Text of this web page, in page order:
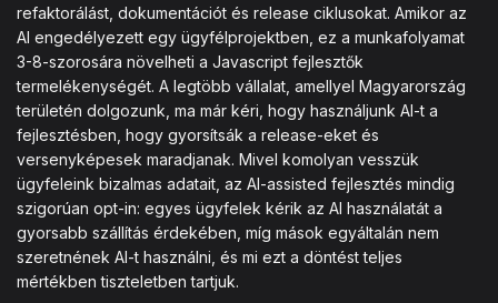
refaktorálást, dokumentációt és release ciklusokat. Amikor az
AI engedélyezett egy ügyfélprojektben, ez a munkafolyamat
3-8-szorosára növelheti a Javascript fejlesztők
termelékenységét. A legtöbb vállalat, amellyel Magyarország
területén dolgozunk, ma már kéri, hogy használjunk AI-t a
fejlesztésben, hogy gyorsítsák a release-eket és
versenyképesek maradjanak. Mivel komolyan vesszük
ügyfeleink bizalmas adatait, az AI-assisted fejlesztés mindig
szigorúan opt-in: egyes ügyfelek kérik az AI használatát a
gyorsabb szállítás érdekében, míg mások egyáltalán nem
szeretnének AI-t használni, és mi ezt a döntést teljes
mértékben tiszteletben tartjuk.